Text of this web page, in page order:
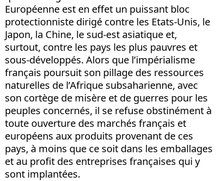
Européenne est en effet un puissant bloc
protectionniste dirigé contre les Etats-Unis, le
Japon, la Chine, le sud-est asiatique et,
surtout, contre les pays les plus pauvres et
sous-développés. Alors que l’impérialisme
français poursuit son pillage des ressources
naturelles de l’Afrique subsaharienne, avec
son cortège de misère et de guerres pour les
peuples concernés, il se refuse obstinément à
toute ouverture des marchés français et
européens aux produits provenant de ces
pays, à moins que ce soit dans les emballages
et au profit des entreprises françaises qui y
sont implantées.